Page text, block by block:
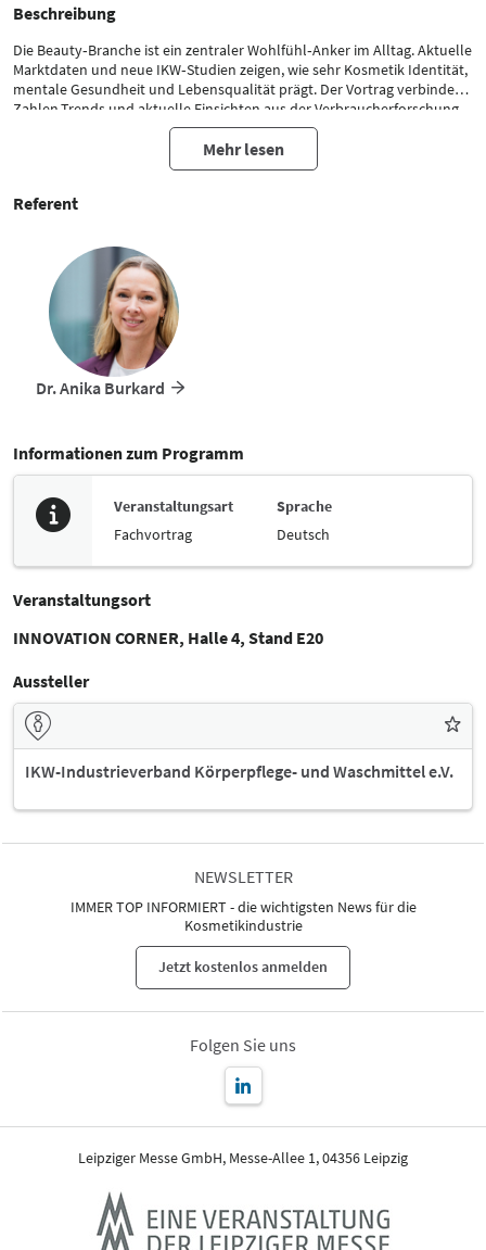
Beschreibung
Die Beauty‑Branche ist ein zentraler Wohlfühl‑Anker im Alltag. Aktuelle
Marktdaten und neue IKW‑Studien zeigen, wie sehr Kosmetik Identität,
mentale Gesundheit und Lebensqualität prägt. Der Vortrag verbindet
Zahlen,Trends und aktuelle Einsichten aus der Verbraucherforschung –
und zeigt, warum Beauty heute relevanter ist denn je.
Mehr lesen
Referent
Dr. Anika Burkard
Informationen zum Programm
Veranstaltungsart
Fachvortrag
Sprache
Deutsch
Veranstaltungsort
INNOVATION CORNER, Halle 4, Stand E20
Aussteller
IKW-Industrieverband Körperpflege- und Waschmittel e.V.
NEWSLETTER
IMMER TOP INFORMIERT - die wichtigsten News für die
Kosmetikindustrie
Jetzt kostenlos anmelden
Folgen Sie uns
Leipziger Messe GmbH, Messe-Allee 1, 04356 Leipzig